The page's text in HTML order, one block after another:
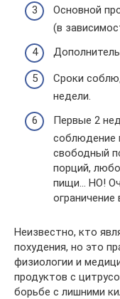
Основной
(в
Сроки
недели.
Первые 2
соблюдение
свободный
порций,
пищи… НО!
ограничение
Неизвестно, кто
похудения, но это
физиологии и
продуктов с
борьбе с лишними